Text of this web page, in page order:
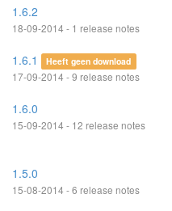
1.6.2
18-09-2014 - 1 release notes
1.6.1 Heeft geen download
17-09-2014 - 9 release notes
1.6.0
15-09-2014 - 12 release notes
1.5.0
15-08-2014 - 6 release notes